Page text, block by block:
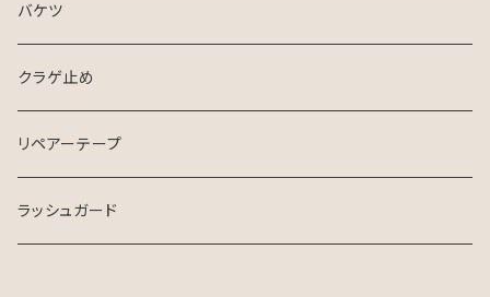
バケツ
クラゲ止め
リペアーテープ
ラッシュガード